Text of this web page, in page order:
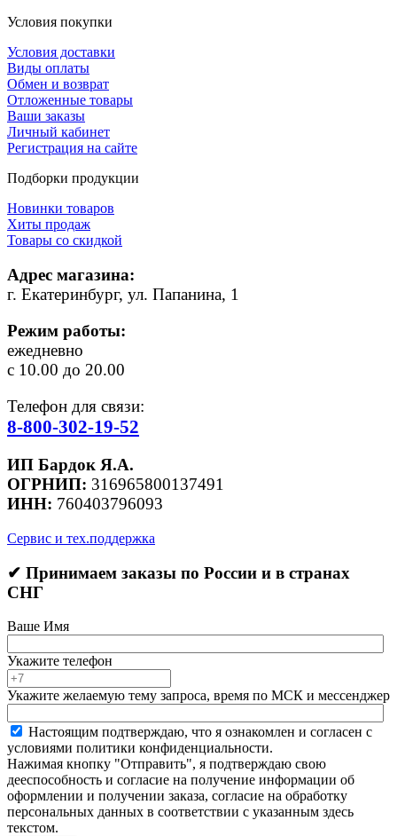
Условия покупки
Условия доставки
Виды оплаты
Обмен и возврат
Отложенные товары
Ваши заказы
Личный кабинет
Регистрация на сайте
Подборки продукции
Новинки товаров
Хиты продаж
Товары со скидкой
Адрес магазина:
г. Екатеринбург, ул. Папанина, 1
Режим работы:
ежедневно
с 10.00 до 20.00
Телефон для связи:
8-800-302-19-52
ИП Бардок Я.А.
ОГРНИП: 316965800137491
ИНН: 760403796093
Сервис и тех.поддержка
✔ Принимаем заказы по России и в странах
СНГ
Ваше Имя
Укажите телефон
Укажите желаемую тему запроса, время по МСК и мессенджер
Настоящим подтверждаю, что я ознакомлен и согласен с
условиями политики конфиденциальности.
Нажимая кнопку "Отправить", я подтверждаю свою
дееспособность и согласие на получение информации об
оформлении и получении заказа, согласие на обработку
персональных данных в соответствии с указанным здесь
текстом.